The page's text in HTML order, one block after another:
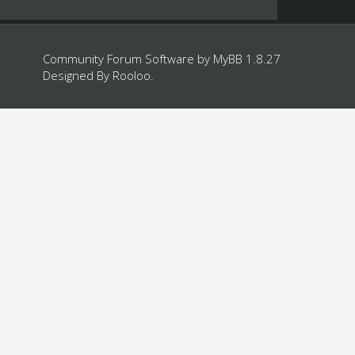
Community Forum Software by MyBB 1.8.27
Designed By Rooloo.